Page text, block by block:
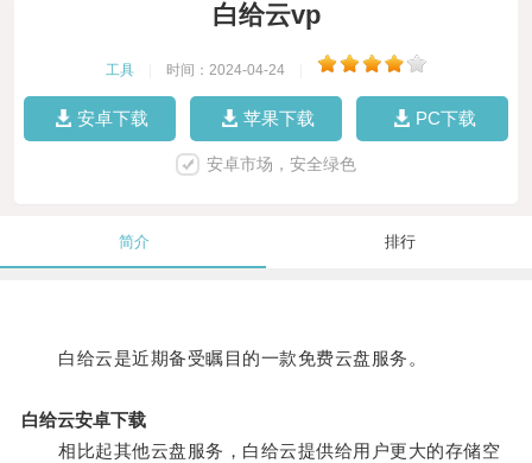
白给云vp
工具 时间：2024-04-24
安卓下载 苹果下载 PC下载
安卓市场，安全绿色
简介 排行
白给云是近期备受瞩目的一款免费云盘服务。
白给云安卓下载
相比起其他云盘服务，白给云提供给用户更大的存储空